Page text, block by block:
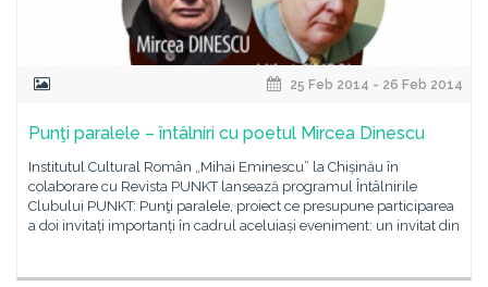
25 Feb 2014 - 26 Feb 2014
Punţi paralele – întâlniri cu poetul Mircea Dinescu
Institutul Cultural Român „Mihai Eminescu” la Chișinău în
colaborare cu Revista PUNKT lansează programul Întâlnirile
Clubului PUNKT: Punţi paralele, proiect ce presupune participarea
a doi invitați importanți în cadrul aceluiași eveniment: un invitat din